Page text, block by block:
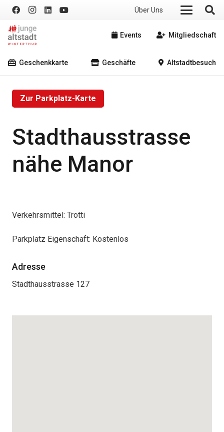
Über Uns
Events Mitgliedschaft
Geschenkkarte Geschäfte Altstadtbesuch
Zur Parkplatz-Karte
Stadthausstrasse
nähe Manor
Verkehrsmittel: Trotti
Parkplatz Eigenschaft: Kostenlos
Adresse
Stadthausstrasse 127